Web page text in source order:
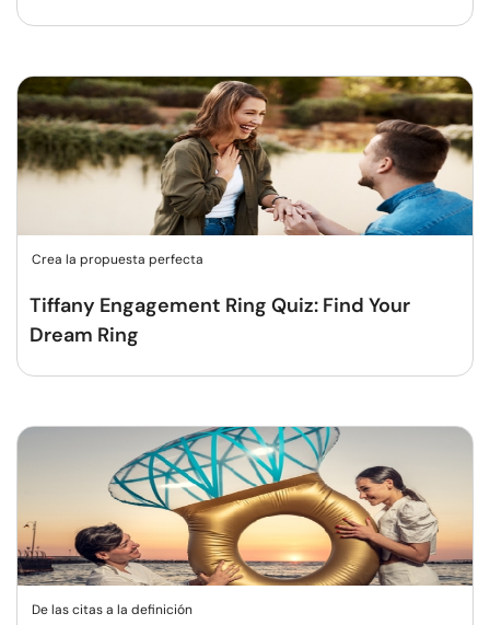
Crea la propuesta perfecta
Tiffany Engagement Ring Quiz: Find Your
Dream Ring
De las citas a la definición